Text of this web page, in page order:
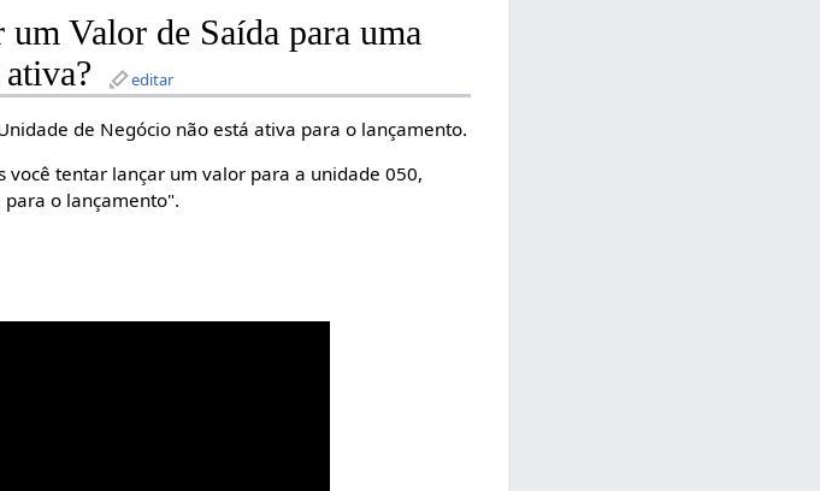
um Valor de Saída para uma
editar
de Negócio não está ativa para o lançamento.
você tentar lançar um valor para a unidade 050,
o lançamento".